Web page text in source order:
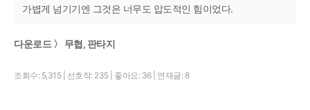
가볍게 넘기기엔 그것은 너무도 압도적인 힘이었다.
다운로드 〉 무협, 판타지
조회수: 5,315 선호작: 235 좋아요: 36 연재글: 8